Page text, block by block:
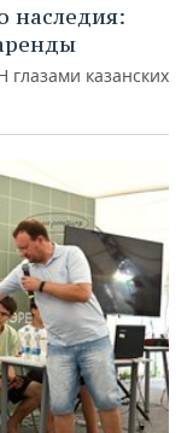
наследия:
казанских